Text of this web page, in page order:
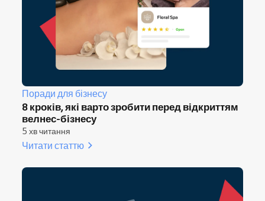
Поради для бізнесу
8 кроків, які варто зробити перед відкриттям
велнес-бізнесу
5 хв читання
Читати статтю